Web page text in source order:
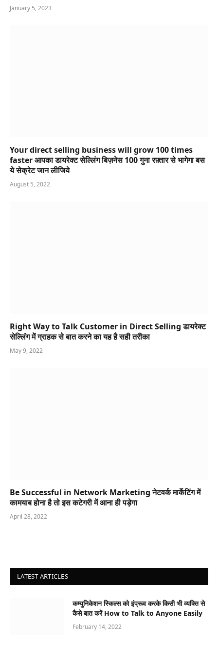
January 5, 2023
Your direct selling business will grow 100 times
faster आपका डायरेक्ट सेल्लिंग बिज़नेस 100 गुना रफ़्तार से भागेगा बस
ये सेक्रेट जान लीजिये
August 5, 2022
Right Way to Talk Customer in Direct Selling डायरेक्ट
सेल्लिंग में ग्राहक से बात करने का यह है सही तरीका
May 9, 2022
Be Successful in Network Marketing नेटवर्क मार्केटिंग में
कामयाब होना है तो इस कटेगरी में आना ही पड़ेगा
April 28, 2022
LATEST ARTICLES
कम्युनिकेशन स्किल्स को इंप्रूव करके किसी भी व्यक्ति से
कैसे बात करें How to Talk to Anyone Easily
February 14, 2022